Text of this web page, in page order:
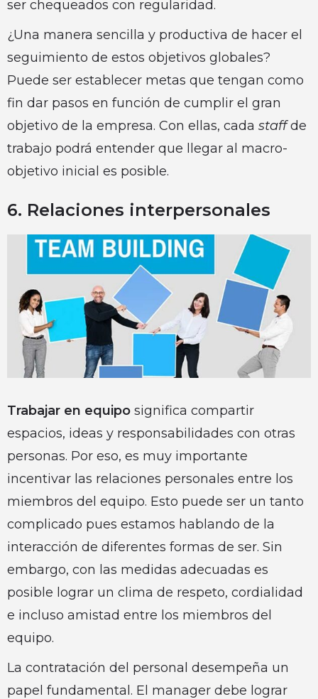
ser chequeados con regularidad.
¿Una manera sencilla y productiva de hacer el
seguimiento de estos objetivos globales?
Puede ser establecer metas que tengan como
fin dar pasos en función de cumplir el gran
objetivo de la empresa. Con ellas, cada staffde
trabajo podrá entender que llegar al macro-
objetivo inicial es posible.
6. Relaciones interpersonales
Trabajar en equipo significa compartir
espacios, ideas y responsabilidades con otras
personas. Por eso, es muy importante
incentivar las relaciones personales entre los
miembros del equipo. Esto puede ser un tanto
complicado pues estamos hablando de la
interacción de diferentes formas de ser. Sin
embargo, con las medidas adecuadas es
posible lograr un clima de respeto, cordialidad
e incluso amistad entre los miembros del
equipo.
La contratación del personal desempeña un
papel fundamental. El manager debe lograr